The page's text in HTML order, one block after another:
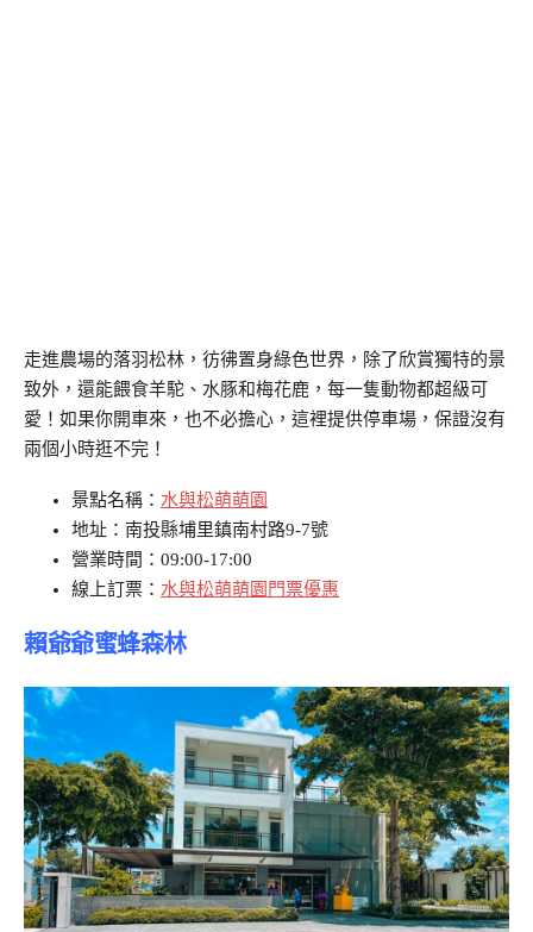
走進農場的落羽松林，彷彿置身綠色世界，除了欣賞獨特的景
致外，還能餵食羊駝、水豚和梅花鹿，每一隻動物都超級可
愛！如果你開車來，也不必擔心，這裡提供停車場，保證沒有
兩個小時逛不完！
景點名稱： 水與松萌萌園
地址：南投縣埔里鎮南村路9-7號
營業時間：09:00-17:00
線上訂票： 水與松萌萌園門票優惠
賴爺爺蜜蜂森林